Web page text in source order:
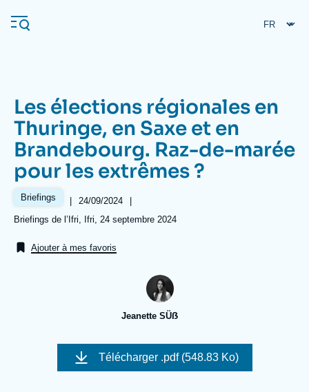
au
contenu
Navigation
principale
L'Ifri
Analyses
Événements
Se connecter
À propos de l'Ifri
L'Ifri en bref
Recherches fréquentes
Les élections régionales en
Thuringe, en Saxe et en
Brandebourg. Raz-de-marée
pour les extrêmes ?
Briefings |
Date
de
24/09/2024
|
Références
Briefings de l’Ifri, Ifri, 24 septembre 2024
Ajouter à mes favoris
Jeanette SÜẞ
Image
couverture
Télécharger .pdf (548.83 Ko)